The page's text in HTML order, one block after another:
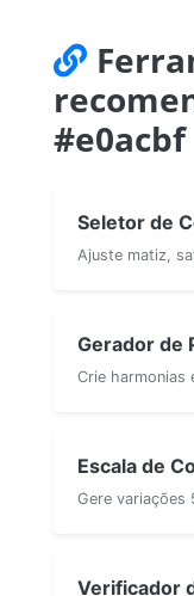
#e0acbf
Seletor de
Ajuste matiz,
Gerador de
Crie harmonias
Escala de
Gere variações
Verificador